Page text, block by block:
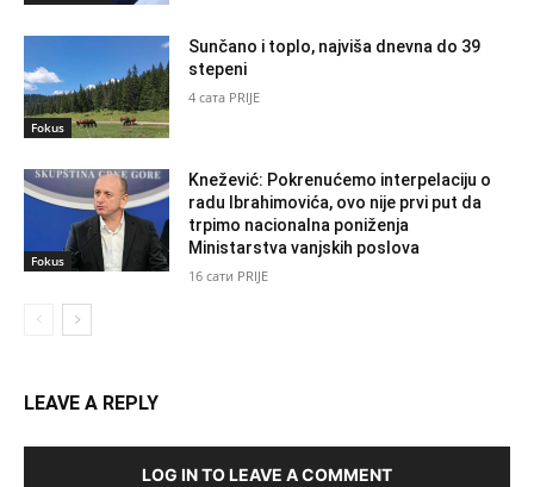
Fokus
Sunčano i toplo, najviša dnevna do 39
stepeni
4 сата PRIJE
Fokus
Knežević: Pokrenućemo interpelaciju o
radu Ibrahimovića, ovo nije prvi put da
trpimo nacionalna poniženja
Ministarstva vanjskih poslova
16 сати PRIJE
LEAVE A REPLY
LOG IN TO LEAVE A COMMENT